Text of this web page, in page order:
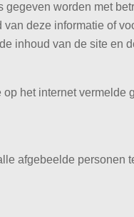
worden met
deze informatie of
inhoud van de site en
het internet vermelde
afgebeelde personen